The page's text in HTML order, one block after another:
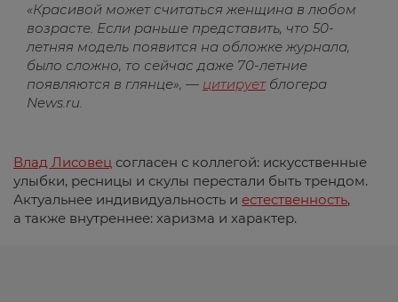
«Красивой может считаться женщина в любом
возрасте. Если раньше представить, что 50-
летняя модель появится на обложке журнала,
было сложно, то сейчас даже 70-летние
появляются в глянце», — цитируетблогера
News.ru.
Влад Лисовец согласен с коллегой: искусственные
улыбки, ресницы и скулы перестали быть трендом.
Актуальнее индивидуальность и естественность,
а также внутреннее: харизма и характер.